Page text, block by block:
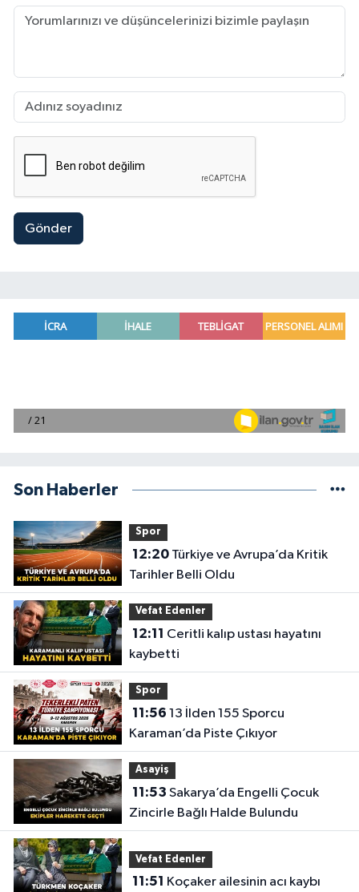
Gönder
Son Haberler
Spor
12:20Türkiye ve Avrupa’da Kritik
Tarihler Belli Oldu
Vefat Edenler
12:11
kaybetti
Spor
11:56
Karaman’da Piste Çıkıyor
Asayiş
11:53
Zincirle Bağlı Halde Bulundu
Vefat Edenler
11:51 Koçaker ailesinin acı kaybı